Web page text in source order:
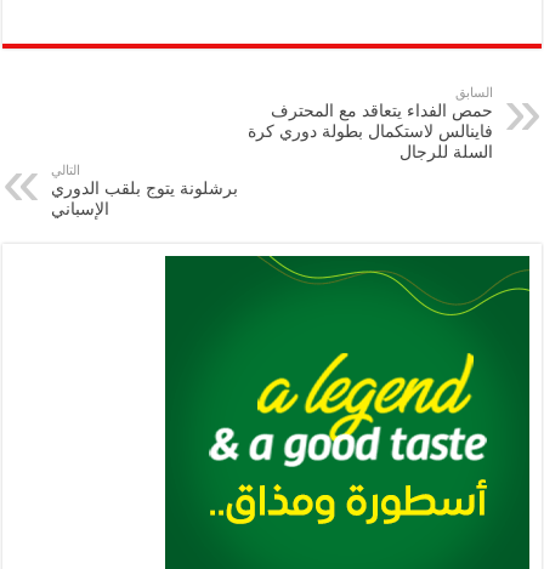
p
y
Li
n
eb
k
tt
nt
at
A
gr
ai
ar
السابق
حمص الفداء يتعاقد مع المحترف
فاينالس لاستكمال بطولة دوري كرة
السلة للرجال
التالي
برشلونة يتوج بلقب الدوري
الإسباني